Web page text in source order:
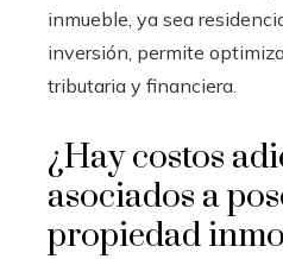
inmueble, ya sea
inversión, permite
tributaria y financiera.
¿Hay costos
asociados a
propiedad